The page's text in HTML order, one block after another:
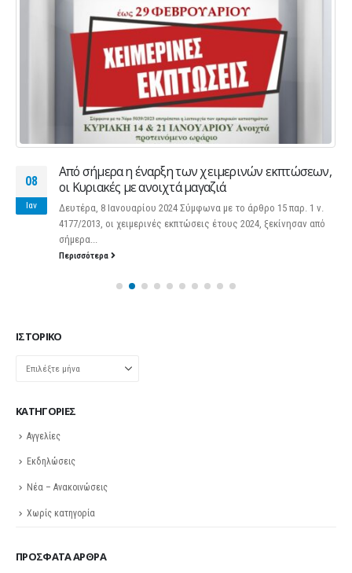
08
Ιαν
Από σήμερα η έναρξη των χειμερινών εκπτώσεων,
οι Κυριακές με ανοιχτά μαγαζιά
Δευτέρα, 8 Ιανουαρίου 2024 Σύμφωνα με το άρθρο 15 παρ. 1 ν.
4177/2013, οι χειμερινές εκπτώσεις έτους 2024, ξεκίνησαν από
σήμερα...
Περισσότερα
ΙΣΤΟΡΙΚΌ
KΑΤΗΓΟΡΊΕΣ
Αγγελίες
Εκδηλώσεις
Νέα – Ανακοινώσεις
Χωρίς κατηγορία
ΠΡΌΣΦΑΤΑ ΆΡΘΡΑ